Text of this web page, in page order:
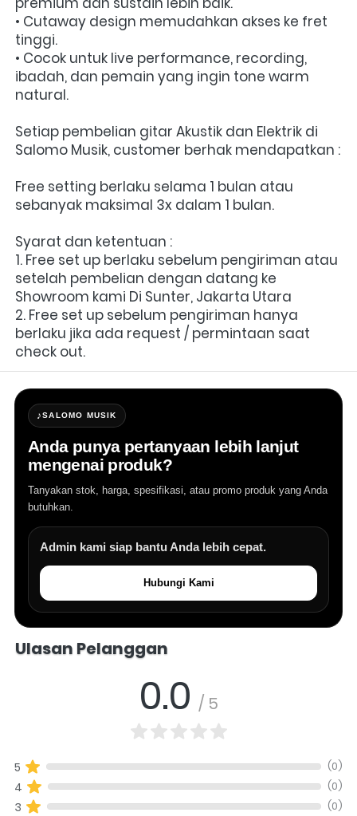
• Cutaway design memudahkan akses ke fret
tinggi.
• Cocok untuk live performance, recording,
ibadah, dan pemain yang ingin tone warm
natural.
Setiap pembelian gitar Akustik dan Elektrik di
Salomo Musik, customer berhak mendapatkan :
Free setting berlaku selama 1 bulan atau
sebanyak maksimal 3x dalam 1 bulan.
Syarat dan ketentuan :
1. Free set up berlaku sebelum pengiriman atau
setelah pembelian dengan datang ke
Showroom kami Di Sunter, Jakarta Utara
2. Free set up sebelum pengiriman hanya
berlaku jika ada request / permintaan saat
check out.
♪SALOMO MUSIK
Anda punya pertanyaan lebih lanjut
mengenai produk?
Tanyakan stok, harga, spesifikasi, atau promo produk yang Anda
butuhkan.
Admin kami siap bantu Anda lebih cepat.
Hubungi Kami
Ulasan Pelanggan
0.0 / 5
5 (0)
4 (0)
3 (0)